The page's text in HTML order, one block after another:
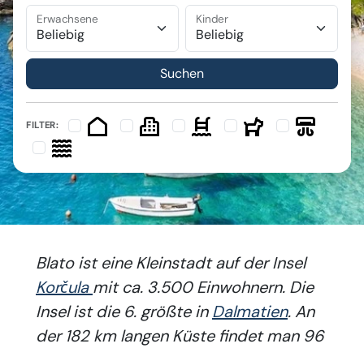
Erwachsene Kinder
FILTER:
Blato ist eine Kleinstadt auf der Insel
Korčulamit ca. 3.500 Einwohnern. Die
Insel ist die 6. größte inDalmatien. An
der 182 km langen Küste findet man 96